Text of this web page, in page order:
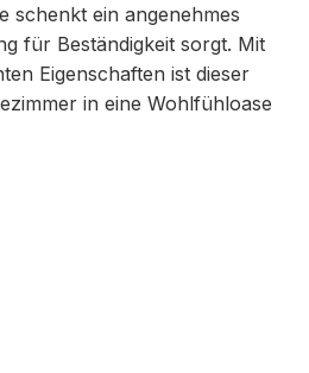
schenkt ein angenehmes
für Beständigkeit sorgt. Mit
Eigenschaften ist dieser
in eine Wohlfühloase